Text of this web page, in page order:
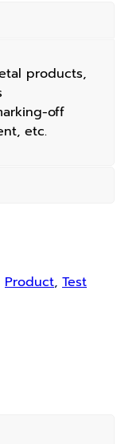
products,
off
etc.
Product, Test